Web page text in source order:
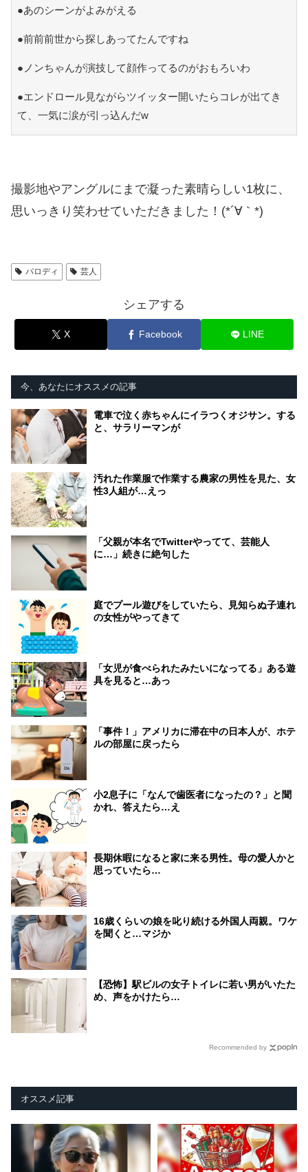
●あのシーンがよみがえる
●前前前世から探しあってたんですね
●ノンちゃんが演技して顔作ってるのがおもろいわ
●エンドロール見ながらツイッター開いたらコレが出てき
て、一気に涙が引っ込んだw
撮影地やアングルにまで凝った素晴らしい1枚に、
思いっきり笑わせていただきました！(*´∀｀*)
パロディ 芸人
シェアする
X Facebook LINE
今、あなたにオススメの記事
電車で泣く赤ちゃんにイラつくオジサン。する
と、サラリーマンが
汚れた作業服で作業する農家の男性を見た、女
性3人組が…えっ
「父親が本名でTwitterやってて、芸能人
に…」続きに絶句した
庭でプール遊びをしていたら、見知らぬ子連れ
の女性がやってきて
「女児が食べられたみたいになってる」ある遊
具を見ると…あっ
「事件！」アメリカに滞在中の日本人が、ホテ
ルの部屋に戻ったら
小2息子に「なんで歯医者になったの？」と聞
かれ、答えたら…え
長期休暇になると家に来る男性。母の愛人かと
思っていたら…
16歳くらいの娘を叱り続ける外国人両親。ワケ
を聞くと…マジか
【恐怖】駅ビルの女子トイレに若い男がいたた
め、声をかけたら…
Recommended by
オススメ記事